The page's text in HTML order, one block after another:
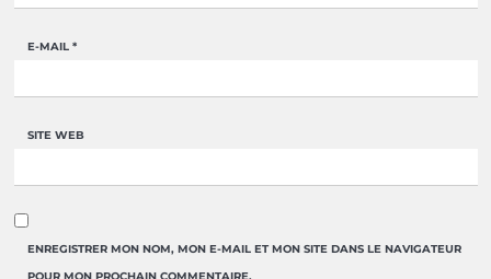
E-MAIL *
SITE WEB
ENREGISTRER MON NOM, MON E-MAIL ET MON SITE DANS LE NAVIGATEUR